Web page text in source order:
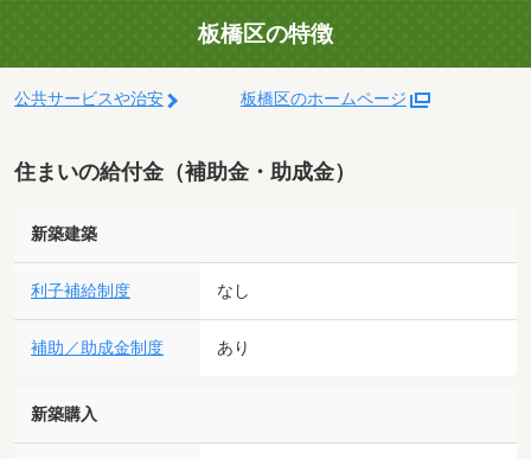
板橋区の特徴
公共サービスや治安 板橋区のホームページ
住まいの給付金（補助金・助成金）
新築建築
利子補給制度 なし
補助／助成金制度 あり
新築購入